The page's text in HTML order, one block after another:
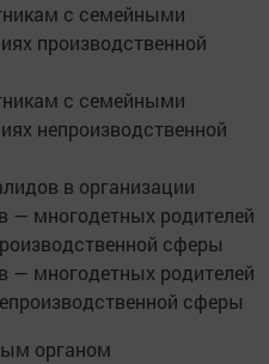
с семейными
производственной
с семейными
непроизводственной
в организации
— многодетных родителей
сферы
— многодетных родителей
сферы
органом